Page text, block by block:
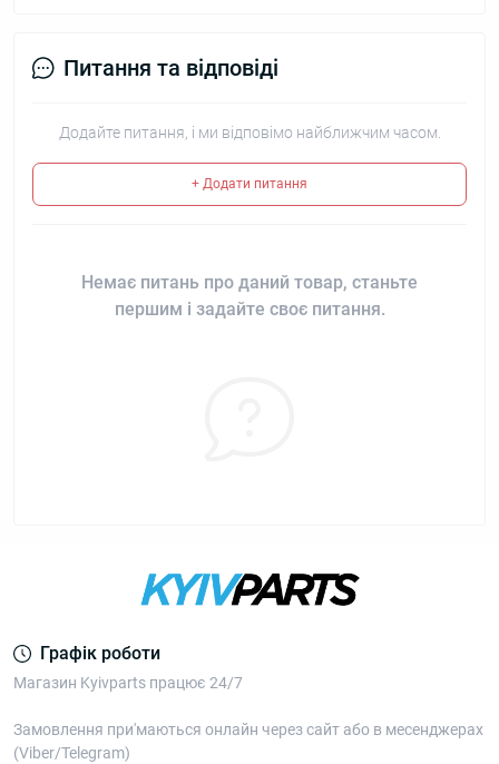
Питання та відповіді
Додайте питання, і ми відповімо найближчим часом.
+ Додати питання
Немає питань про даний товар, станьте
першим і задайте своє питання.
Графік роботи
Магазин Kyivparts працює 24/7
Замовлення при'маються онлайн через сайт або в месенджерах
(Viber/Telegram)